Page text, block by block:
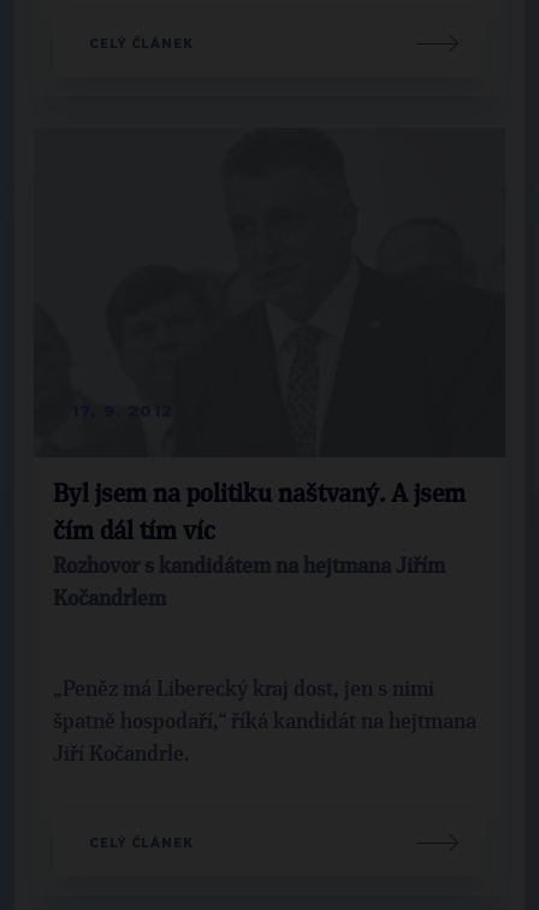
CELÝ ČLÁNEK
Byl jsem na politiku naštvaný. A jsem
čím dál tím víc
Rozhovor s kandidátem na hejtmana Jiřím
Kočandrlem
„Peněz má Liberecký kraj dost, jen s nimi
špatně hospodaří,“ říká kandidát na hejtmana
Jiří Kočandrle.
CELÝ ČLÁNEK